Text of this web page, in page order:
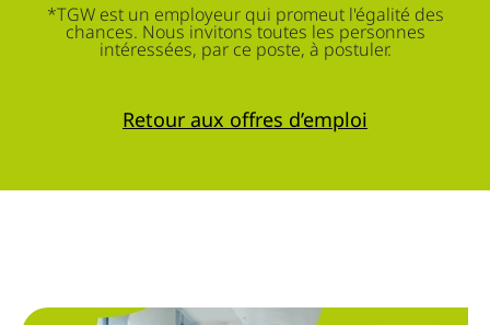
*TGW est un employeur qui promeut l'égalité des
chances. Nous invitons toutes les personnes
intéressées, par ce poste, à postuler.
Retour aux offres d’emploi